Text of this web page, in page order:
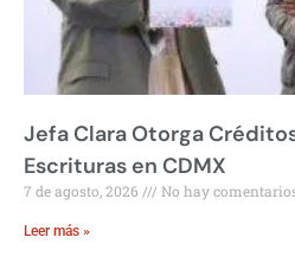
Jefa Clara Otorga
Escrituras en CDMX
7 de agosto, 2026 No hay
Leer más »